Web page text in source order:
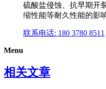
硫酸盐侵蚀、抗早期开
缩性能等耐久性能的影
联系电话: 180 3780 8511
Menu
相关文章